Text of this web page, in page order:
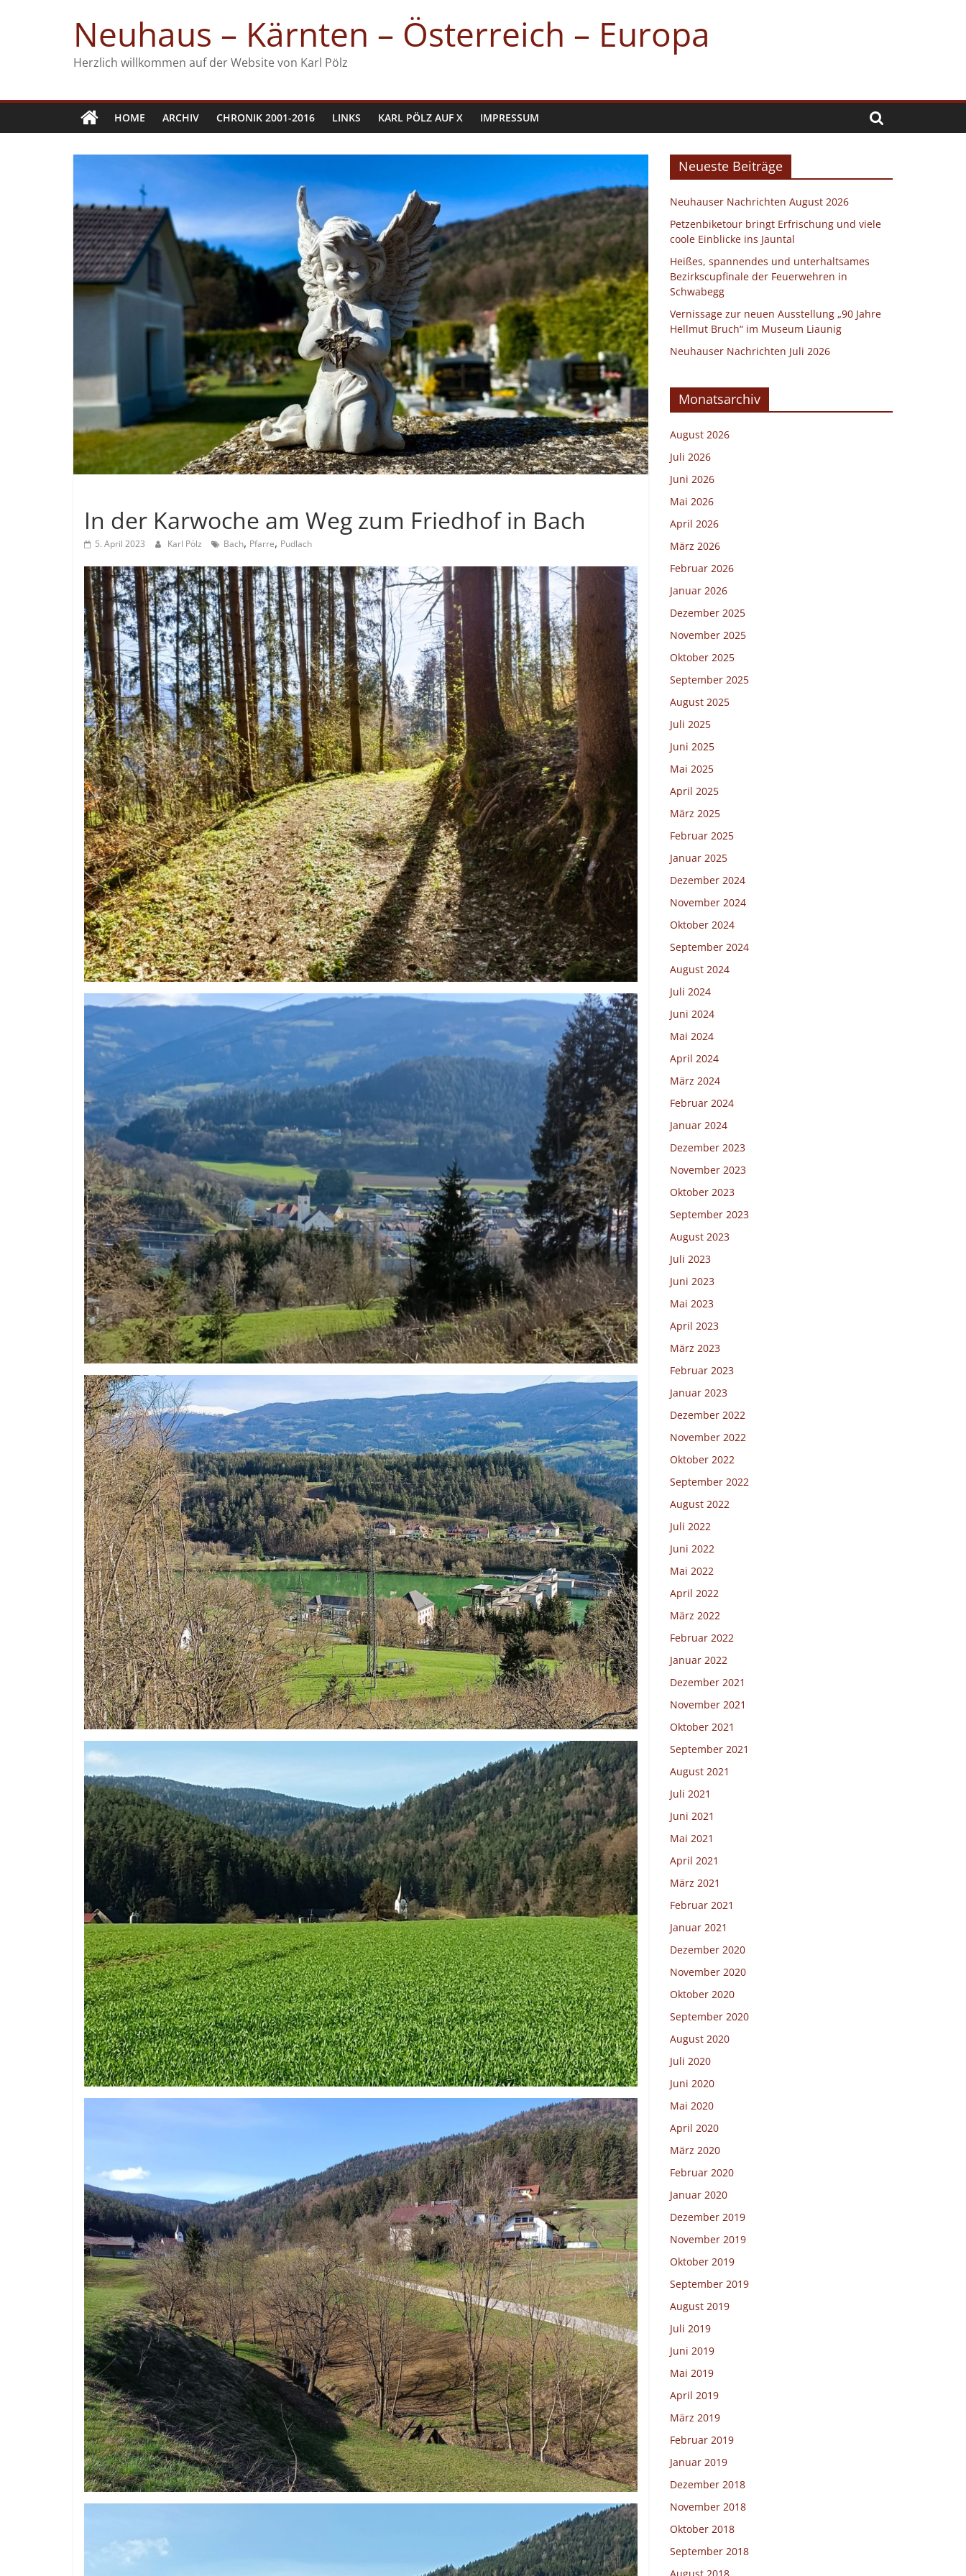
Neuhaus – Kärnten – Österreich – Europa
Herzlich willkommen auf der Website von Karl Pölz
HOME ARCHIV CHRONIK 2001-2016 LINKS KARL PÖLZ AUF X IMPRESSUM
In der Karwoche am Weg zum Friedhof in Bach
5. April 2023 Karl Pölz Bach, Pfarre, Pudlach
Neueste Beiträge
Neuhauser Nachrichten August 2026
Petzenbiketour bringt Erfrischung und viele
coole Einblicke ins Jauntal
Heißes, spannendes und unterhaltsames
Bezirkscupfinale der Feuerwehren in
Schwabegg
Vernissage zur neuen Ausstellung „90 Jahre
Hellmut Bruch“ im Museum Liaunig
Neuhauser Nachrichten Juli 2026
Monatsarchiv
August 2026
Juli 2026
Juni 2026
Mai 2026
April 2026
März 2026
Februar 2026
Januar 2026
Dezember 2025
November 2025
Oktober 2025
September 2025
August 2025
Juli 2025
Juni 2025
Mai 2025
April 2025
März 2025
Februar 2025
Januar 2025
Dezember 2024
November 2024
Oktober 2024
September 2024
August 2024
Juli 2024
Juni 2024
Mai 2024
April 2024
März 2024
Februar 2024
Januar 2024
Dezember 2023
November 2023
Oktober 2023
September 2023
August 2023
Juli 2023
Juni 2023
Mai 2023
April 2023
März 2023
Februar 2023
Januar 2023
Dezember 2022
November 2022
Oktober 2022
September 2022
August 2022
Juli 2022
Juni 2022
Mai 2022
April 2022
März 2022
Februar 2022
Januar 2022
Dezember 2021
November 2021
Oktober 2021
September 2021
August 2021
Juli 2021
Juni 2021
Mai 2021
April 2021
März 2021
Februar 2021
Januar 2021
Dezember 2020
November 2020
Oktober 2020
September 2020
August 2020
Juli 2020
Juni 2020
Mai 2020
April 2020
März 2020
Februar 2020
Januar 2020
Dezember 2019
November 2019
Oktober 2019
September 2019
August 2019
Juli 2019
Juni 2019
Mai 2019
April 2019
März 2019
Februar 2019
Januar 2019
Dezember 2018
November 2018
Oktober 2018
September 2018